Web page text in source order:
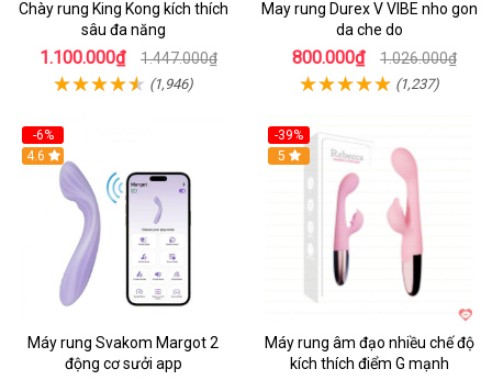
Chày rung King Kong kích thích
sâu đa năng
1.100.000₫ 1.447.000₫
(1,946)
May rung Durex V VIBE nho gon
da che do
800.000₫ 1.026.000₫
(1,237)
-6%
4.6
Máy rung Svakom Margot 2
động cơ sưởi app
-39%
Hot
5
Máy rung âm đạo nhiều chế độ
kích thích điểm G mạnh